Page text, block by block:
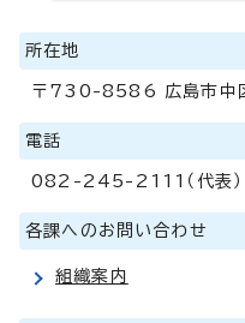
所在地
〒730-8586 広島市中
電話
082-245-2111（代表）
各課へのお問い合わせ
組織案内